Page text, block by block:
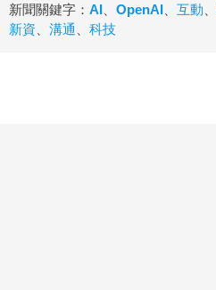
新聞關鍵字： AI OpenAI 互動
新資
溝通 科技